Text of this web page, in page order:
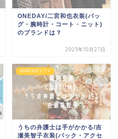
ONEDAY/二宮和也衣装(バッ
グ・腕時計・コート・ニット)
のブランドは？
2023年10月27日
2023年10月ドラマ
うちの弁護士は手がかかる/吉
瀬美智子衣装(バック・アクセ